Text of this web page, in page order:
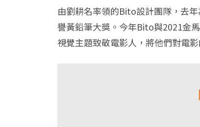
由劉耕名率領的Bito設計團隊，去
譽黃鉛筆大獎。今年Bito與2021金
視覺主題致敬電影人，將他們對電